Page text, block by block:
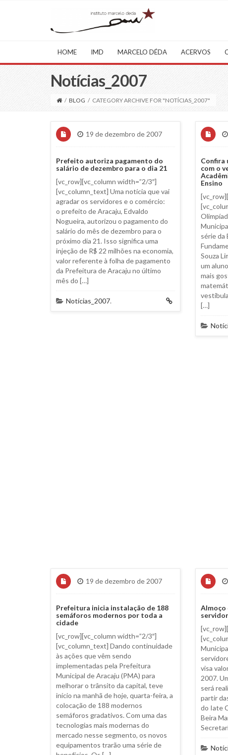
HOME IMD MARCELO DÉDA ACERVOS
Notícias_2007
/ BLOG / CATEGORY ARCHIVE FOR "NOTÍCIAS_2007"
19 de dezembro de 2007
Prefeito autoriza pagamento do
salário de dezembro para o dia 21
[vc_row][vc_column width=”2/3″]
[vc_column_text] Uma notícia que vai
agradar os servidores e o comércio:
o prefeito de Aracaju, Edvaldo
Nogueira, autorizou o pagamento do
salário do mês de dezembro para o
próximo dia 21. Isso significa uma
injeção de R$ 22 milhões na economia,
valor referente à folha de pagamento
da Prefeitura de Aracaju no último
mês do […]
Notícias_2007.
Confira
com o
Ensino
série da
Souza
um
mais
[…]
19 de dezembro de 2007
Prefeitura inicia instalação de 188
semáforos modernos por toda a
cidade
[vc_row][vc_column width=”2/3″]
[vc_column_text] Dando continuidade
às ações que vêm sendo
implementadas pela Prefeitura
Municipal de Aracaju (PMA) para
melhorar o trânsito da capital, teve
início na manhã de hoje, quarta-feira, a
colocação de 188 modernos
semáforos gradativos. Com uma das
tecnologias mais modernas do
mercado nesse segmento, os novos
equipamentos trarão uma série de
Almoço
visa
2007.
será
partir
do Iate
Beira